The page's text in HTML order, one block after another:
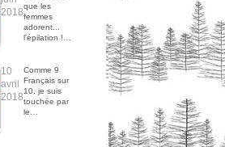
2018
que les
femmes
adorent...
l'épilation !…
10
avril
2018
Comme 9
Français sur
10, je suis
touchée par
le…